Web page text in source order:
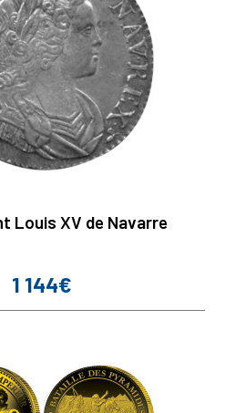
Louis XV de Navarre
Prix
1 144€